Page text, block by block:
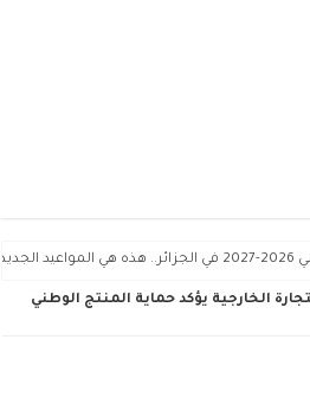
الخارجية يؤكد حماية المنتج الوطني